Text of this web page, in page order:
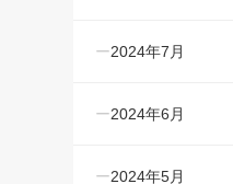
2024年7月
2024年6月
2024年5月